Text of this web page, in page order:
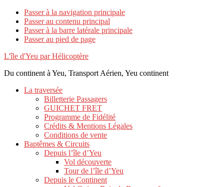
Passer à la navigation principale
Passer au contenu principal
Passer à la barre latérale principale
Passer au pied de page
L'île d'Yeu par Hélicoptère
Du continent à Yeu, Transport Aérien, Yeu continent
La traversée
Billetterie Passagers
GUICHET FRET
Programme de Fidélité
Crédits & Mentions Légales
Conditions de vente
Baptêmes & Circuits
Depuis l’île d’Yeu
Vol découverte
Tour de l’île d’Yeu
Depuis le Continent